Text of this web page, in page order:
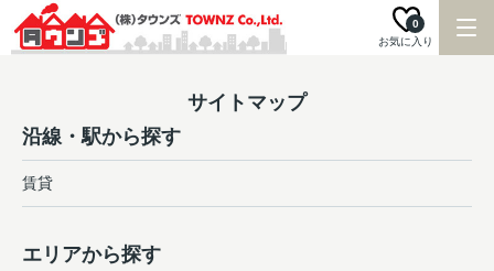
お気に入り
0
サイトマップ
沿線・駅から探す
賃貸
エリアから探す